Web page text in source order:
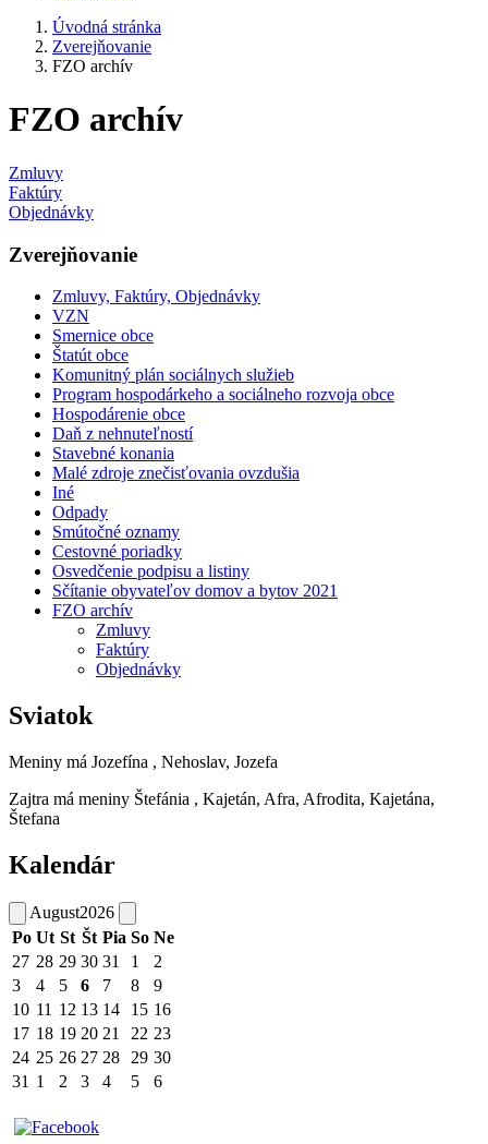
Úvodná stránka
Zverejňovanie
FZO archív
FZO archív
Zmluvy
Faktúry
Objednávky
Zverejňovanie
Zmluvy, Faktúry, Objednávky
VZN
Smernice obce
Štatút obce
Komunitný plán sociálnych služieb
Program hospodárkeho a sociálneho rozvoja obce
Hospodárenie obce
Daň z nehnuteľností
Stavebné konania
Malé zdroje znečisťovania ovzdušia
Iné
Odpady
Smútočné oznamy
Cestovné poriadky
Osvedčenie podpisu a listiny
Sčítanie obyvateľov domov a bytov 2021
FZO archív
Zmluvy
Faktúry
Objednávky
Sviatok
Meniny má Jozefína , Nehoslav, Jozefa
Zajtra má meniny Štefánia , Kajetán, Afra, Afrodita, Kajetána,
Štefana
Kalendár
August2026
Po Ut St Št Pia So Ne
27 28 29 30 31 1
2
3
4 5 6 7 8
9
10 11 12 13 14 15 16
17 18 19 20 21 22 23
24 25 26 27 28 29 30
31 1 2 3 4 5 6